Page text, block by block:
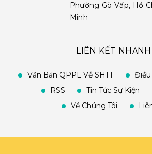
Phường Gò Vấp, Hồ
Minh
LIÊN KẾT NHANH
Văn Bản QPPL Về SHTT
Điều
RSS
Tin Tức Sự Kiện
Về Chúng Tôi